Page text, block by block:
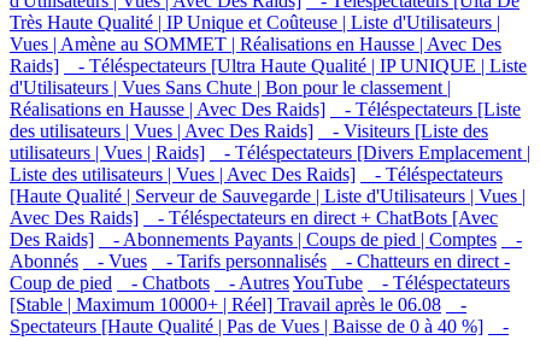
Très Haute Qualité | IP Unique et Coûteuse | Liste d'Utilisateurs |
Vues | Amène au SOMMET | Réalisations en Hausse | Avec Des
Raids]
- Téléspectateurs [Ultra Haute Qualité | IP UNIQUE | Liste
d'Utilisateurs | Vues Sans Chute | Bon pour le classement |
Réalisations en Hausse | Avec Des Raids]
- Téléspectateurs [Liste
des utilisateurs | Vues | Avec Des Raids]
- Visiteurs [Liste des
utilisateurs | Vues | Raids]
- Téléspectateurs [Divers Emplacement |
Liste des utilisateurs | Vues | Avec Des Raids]
- Téléspectateurs
[Haute Qualité | Serveur de Sauvegarde | Liste d'Utilisateurs | Vues |
Avec Des Raids]
- Téléspectateurs en direct + ChatBots [Avec
Des Raids]
- Abonnements Payants | Coups de pied | Comptes
-
Abonnés
- Vues - Tarifs personnalisés
- Chatteurs en direct -
Coup de pied
- Chatbots - AutresYouTube
- Téléspectateurs
[Stable | Maximum 10000+ | Réel] Travail après le 06.08
-
Spectateurs [Haute Qualité | Pas de Vues | Baisse de 0 à 40 %]
-